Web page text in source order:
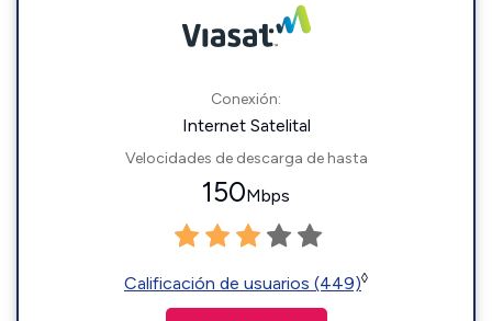
Conexión:
Internet Satelital
Velocidades de descarga de hasta
150Mbps
Calificación de usuarios (449)◊